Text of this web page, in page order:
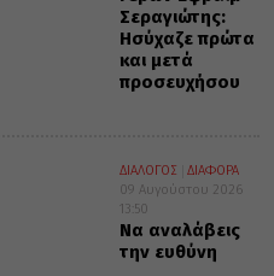
Σεραγιώτης:
Ησύχαζε πρώτα
και μετά
προσευχήσου
ΔΙΑΛΟΓΟΣ
ΔΙΑΦΟΡΑ
09 Αυγούστου 2026
13:50
Να αναλάβεις
την ευθύνη